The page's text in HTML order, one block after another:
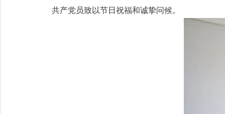
共产党员致以节日祝福和诚挚问候。